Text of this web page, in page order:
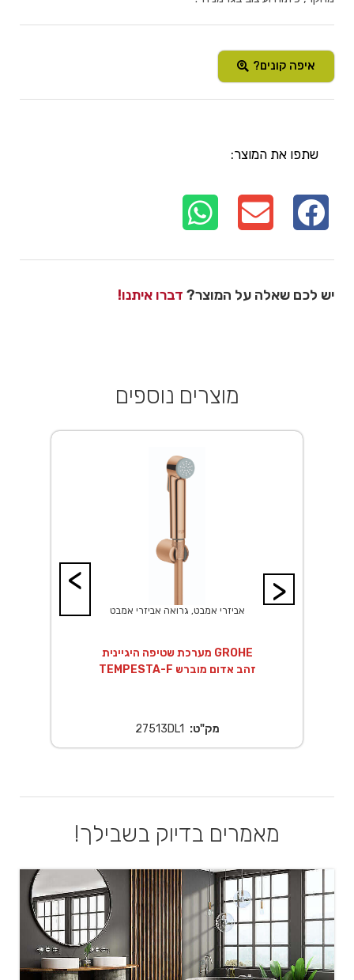
איפה קונים?
שתפו את המוצר:
יש לכם שאלה על המוצר? דברו איתנו!
מוצרים נוספים
>
אביזרי אמבט, גרואה אביזרי אמבט
מערכת שטיפה היגיינית GROHE
TEMPESTA-F זהב אדום מוברש
מק"ט: 27513DL1
<
מאמרים בדיוק בשבילך!